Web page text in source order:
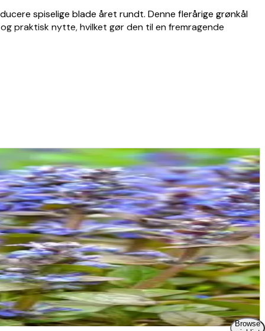
spiselige blade året rundt. Denne flerårige grønkål
praktisk nytte, hvilket gør den til en fremragende
(pH 6-7).
Browse